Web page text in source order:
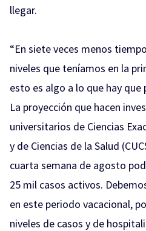
llegar.
“En siete veces menos
niveles que teníamos en la
esto es algo a lo que hay
La proyección que hacen
universitarios de Ciencias
y de Ciencias de la Salud
cuarta semana de agosto
25 mil casos activos.
en este periodo vacacional,
niveles de casos y de